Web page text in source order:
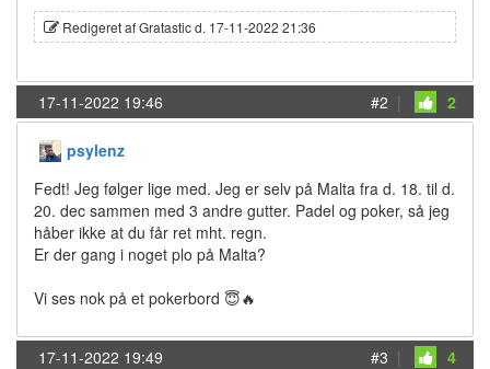
Redigeret af Gratastic d. 17-11-2022 21:36
17-11-2022 19:46 #2 | 2
psylenz
Fedt! Jeg følger lige med. Jeg er selv på Malta fra d. 18. til d.
20. dec sammen med 3 andre gutter. Padel og poker, så jeg
håber ikke at du får ret mht. regn.
Er der gang i noget plo på Malta?
Vi ses nok på et pokerbord 😇🔥
17-11-2022 19:49 #3 | 4